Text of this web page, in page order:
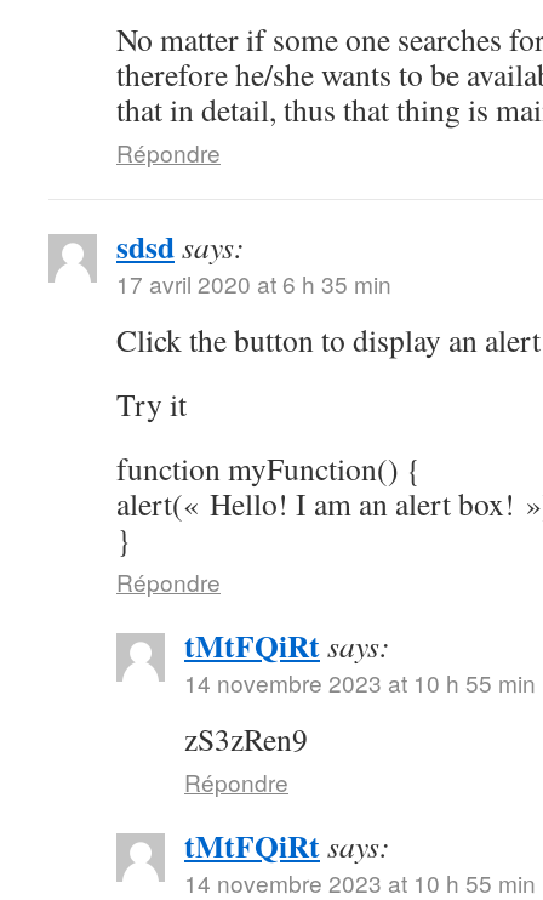
No matter if some one searches
therefore he/she wants to be
that in detail, thus that thing is
Répondre
sdsdsays:
17 avril 2020 at 6 h 35 min
Click the button to display an
Try it
function myFunction() {
alert(« Hello! I am an alert box!
}
Répondre
tMtFQiRtsays:
14 novembre 2023 at 10 h 55 min
zS3zRen9
Répondre
tMtFQiRtsays:
14 novembre 2023 at 10 h 55 min